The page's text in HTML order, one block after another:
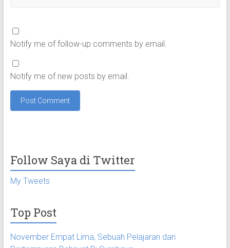
Notify me of follow-up comments by email.
Notify me of new posts by email.
Follow Saya di Twitter
My Tweets
Top Post
November Empat Lima, Sebuah Pelajaran dari